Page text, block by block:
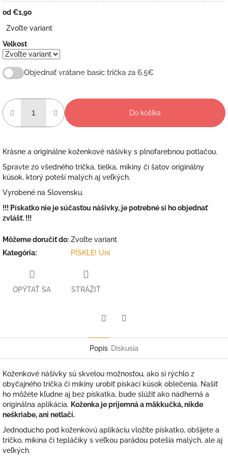
od€1,90
cena:
Zvoľte variant
Velkost
Objednať vrátane basic trička za 6.5€
Do košíka
Krásne a originálne koženkové nášivky s plnofarebnou potlačou.
Spravte zo všedného trička, tielka, mikiny či šatov originálny
kúsok, ktorý poteší malých aj veľkých.
Vyrobené na Slovensku.
!!! Pískatko nie je súčasťou nášivky, je potrebné si ho objednať
zvlášť. !!!
Môžeme doručiť do: Zvoľte variant
Kategória: PÍSKLE! Uni
OPÝTAŤ SA STRÁŽIŤ
Popis Diskusia
Koženkové nášivky sú skvelou možnosťou, ako si rýchlo z
obyčajného trička či mikiny urobiť pískací kúsok oblečenia. Našiť
ho môžete kľudne aj bez pískatka, bude slúžiť ako nádherná a
originálna aplikácia. Koženka je príjemná a mäkkučká, nikde
neškriabe, ani netlačí.
Jednoducho pod koženkovú aplikáciu vložíte pískatko, obšijete a
tričko, mikina či tepláčiky s veľkou parádou potešia malých, ale aj
veľkých.